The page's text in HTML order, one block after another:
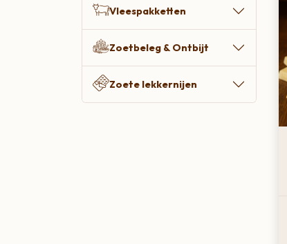
Vleespakketten
Zoetbeleg & Ontbijt
Zoete lekkernijen